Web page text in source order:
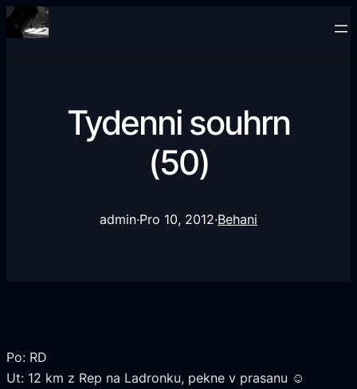
Tydenni souhrn
(50)
admin·Pro 10, 2012·Behani
Po: RD
Ut: 12 km z Rep na Ladronku, pekne v prasanu ☺